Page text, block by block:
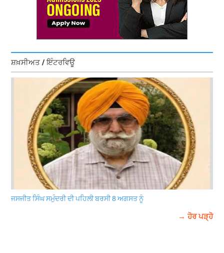
ਸ਼ਖ਼ਸੀਅਤ / ਇੰਟਰਵਿਊ
ਜਸਜੀਤ ਸਿੰਘ ਸਮੁੰਦਰੀ ਦੀ ਪਹਿਲੀ ਬਰਸੀ 8 ਅਗਸਤ ਨੂੰ
→ ਹੋਰ ਪੜ੍ਹੋ